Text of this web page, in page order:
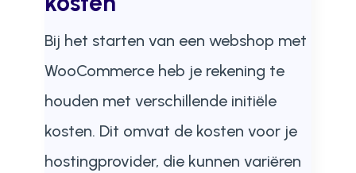
Bij het starten van een webshop met
WooCommerce heb je rekening te
houden met verschillende initiële
kosten. Dit omvat de kosten voor je
hostingprovider, die kunnen variëren